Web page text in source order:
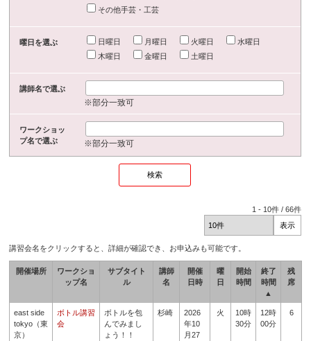
その他手芸・工芸
曜日を選ぶ 日曜日 月曜日 火曜日
水曜日
木曜日
金曜日 土曜日
講師名で選ぶ
※部分一致可
ワークショッ
プ名で選ぶ
※部分一致可
1 - 10件 /66件
講習会名をクリックすると、詳細が確認でき、お申込みも可能です。
開催場所
ワークショ
ップ名
サブタイト
ル
講師
名
開催
日時
曜
日
開始
時間
終了
時間
▲
残
席
east side
tokyo（東
京）
ボトル講習
会
ボトルを包
んでみまし
ょう！！
杉崎
2026
年10
月27
火
10時
30分
12時
00分
6